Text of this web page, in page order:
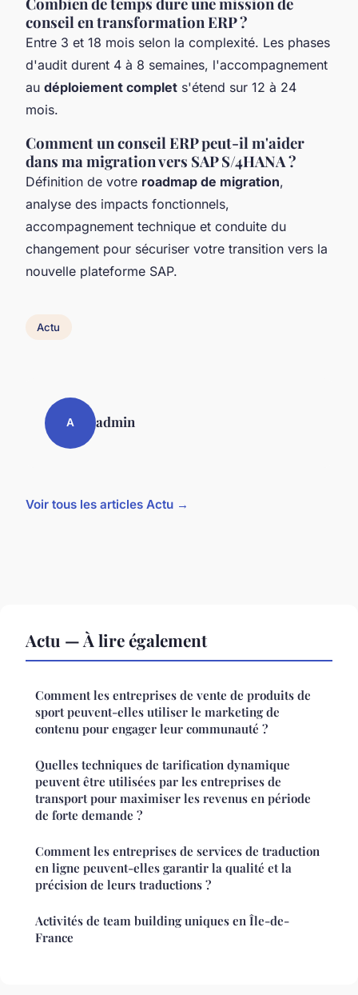
conseil en transformation ERP ?
Entre 3 et 18 mois selon la complexité. Les phases
d'audit durent 4 à 8 semaines, l'accompagnement
au déploiement complet s'étend sur 12 à 24
mois.
Comment un conseil ERP peut-il m'aider
dans ma migration vers SAP S/4HANA ?
Définition de votre roadmap de migration,
analyse des impacts fonctionnels,
accompagnement technique et conduite du
changement pour sécuriser votre transition vers la
nouvelle plateforme SAP.
Actu
A admin
Voir tous les articles Actu →
Actu — À lire également
Comment les entreprises de vente de produits de
sport peuvent-elles utiliser le marketing de
contenu pour engager leur communauté ?
Quelles techniques de tarification dynamique
peuvent être utilisées par les entreprises de
transport pour maximiser les revenus en période
de forte demande ?
Comment les entreprises de services de traduction
en ligne peuvent-elles garantir la qualité et la
précision de leurs traductions ?
Activités de team building uniques en Île-de-
France